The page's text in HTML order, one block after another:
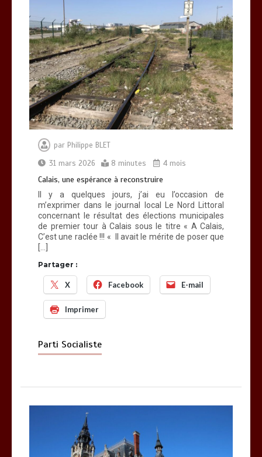
par Philippe BLET
31 mars 2026
8 minutes 4 mois
Calais, une espérance à reconstruire
Il y a quelques jours, j’ai eu l’occasion de
m’exprimer dans le journal local Le Nord Littoral
concernant le résultat des élections municipales
de premier tour à Calais sous le titre « A Calais,
C’est une raclée !!! « Il avait le mérite de poser que
[…]
Partager :
X Facebook E-mail
Imprimer
Parti Socialiste